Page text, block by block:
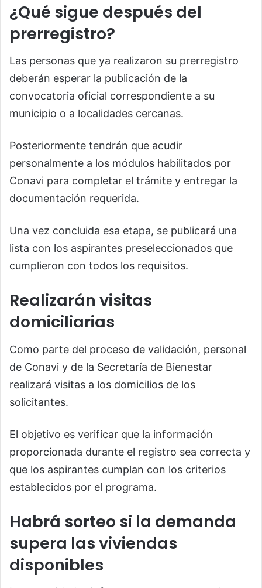
¿Qué sigue después del
prerregistro?
Las personas que ya realizaron su prerregistro
deberán esperar la publicación de la
convocatoria oficial correspondiente a su
municipio o a localidades cercanas.
Posteriormente tendrán que acudir
personalmente a los módulos habilitados por
Conavi para completar el trámite y entregar la
documentación requerida.
Una vez concluida esa etapa, se publicará una
lista con los aspirantes preseleccionados que
cumplieron con todos los requisitos.
Realizarán visitas
domiciliarias
Como parte del proceso de validación, personal
de Conavi y de la Secretaría de Bienestar
realizará visitas a los domicilios de los
solicitantes.
El objetivo es verificar que la información
proporcionada durante el registro sea correcta y
que los aspirantes cumplan con los criterios
establecidos por el programa.
Habrá sorteo si la demanda
supera las viviendas
disponibles